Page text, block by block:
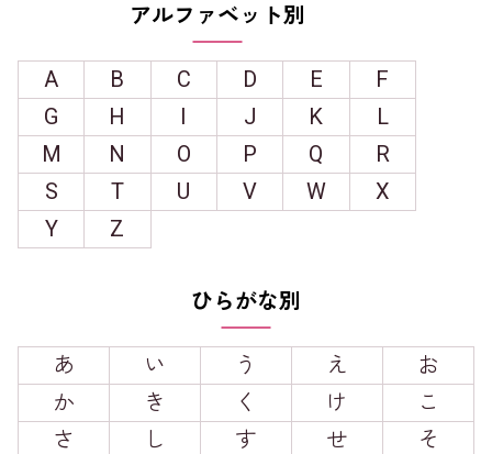
アルファベット別
A B C D E
F
G
H I J K
L
M
N O P Q
R
S
T U V W
X
Y
Z
ひらがな別
あ い う え
お
か
き く け
こ
さ
し す せ
そ